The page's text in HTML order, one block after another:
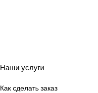
Наши услуги
Как сделать заказ